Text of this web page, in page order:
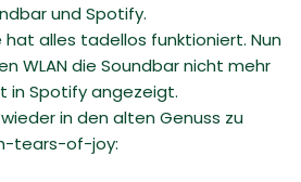
und Spotify.
alles tadellos funktioniert. Nun
WLAN die Soundbar nicht mehr
in Spotify angezeigt.
in den alten Genuss zu
tears-of-joy: